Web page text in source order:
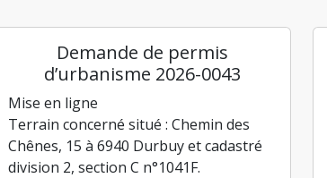
Demande de permis
d’urbanisme 2026-0043
Mise en ligne
Terrain concerné situé : Chemin des
Chênes, 15 à 6940 Durbuy et cadastré
division 2, section C n°1041F.